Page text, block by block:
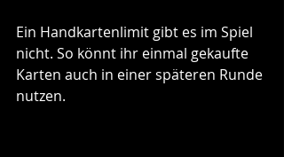
Ein Handkartenlimit gibt es im Spiel
nicht. So könnt ihr einmal gekaufte
Karten auch in einer späteren Runde
nutzen.